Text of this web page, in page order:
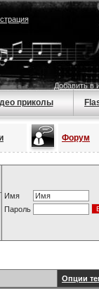
Добавить в
приколы
Форум
Имя
Пароль
Опции